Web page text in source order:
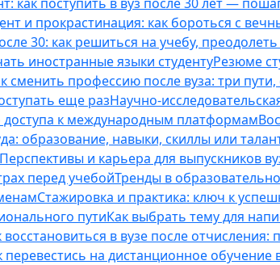
и прокрастинация: как бороться с
30: как решиться на учебу,
иностранные языки студентуРезюме
сменить профессию после вуза: три
еще разНаучно-
доступа к международным платформам
образование, навыки, скиллы или
Перспективы и карьера для выпускников
перед учебойТренды в
Стажировка и практика: ключ к
путиКак выбрать тему для
восстановиться в вузе после
перевестись на дистанционное обучение